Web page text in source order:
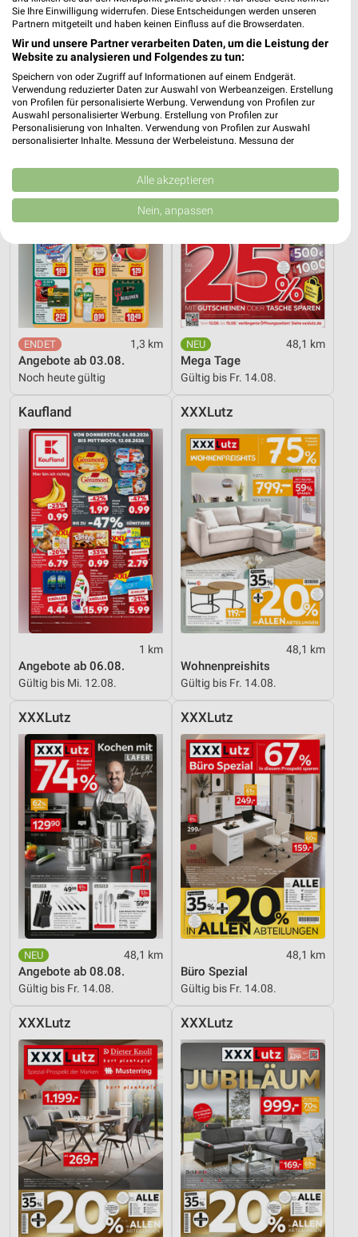
48,1 km
Wohnen Spezial
Gültig bis Fr. 14.08.
48,1 km
Dieter Knoll
Gültig bis Fr. 14.08.
REWE
1,3 km
Angebote ab 03.08.
Noch heute gültig
XXXLutz
48,1 km
Mega Tage
Gültig bis Fr. 14.08.
Kaufland
1 km
Angebote ab 06.08.
Gültig bis Mi. 12.08.
XXXLutz
48,1 km
Wohnenpreishits
Gültig bis Fr. 14.08.
XXXLutz
48,1 km
Angebote ab 08.08.
Gültig bis Fr. 14.08.
XXXLutz
48,1 km
Büro Spezial
Gültig bis Fr. 14.08.
XXXLutz XXXLutz
Sie Ihre Einwilligung widerrufen. Diese Entscheidungen werden unseren
Partnern mitgeteilt und haben keinen Einfluss auf die Browserdaten.
Wir und unsere Partner verarbeiten Daten, um die Leistung der
Website zu analysieren und Folgendes zu tun:
Speichern von oder Zugriff auf Informationen auf einem Endgerät.
Verwendung reduzierter Daten zur Auswahl von Werbeanzeigen. Erstellung
von Profilen für personalisierte Werbung. Verwendung von Profilen zur
Auswahl personalisierter Werbung. Erstellung von Profilen zur
Personalisierung von Inhalten. Verwendung von Profilen zur Auswahl
personalisierter Inhalte. Messung der Werbeleistung. Messung der
Kombinationen von Daten aus verschiedenen Quellen. Entwicklung und
Verbesserung der Angebote. Verwendung reduzierter Daten zur Auswahl
von Inhalten.
Daten können außerhalb der Europäischen Union weitergegeben und in die
USA gesendet werden.
Website/App.
Partnerliste anzeigen (1 IAB-Anbieter)
Wir nutzen Ihre Daten für folgende Zwecke:
IAB-Verarbeitungszwecke:
auf einem Endgerät
Verwendung reduzierter Daten zur Auswahl von
Erstellung von Profilen für personalisierte
Werbung
Verwendung von Profilen zur Auswahl
personalisierter Werbung
Erstellung von Profilen zur Personalisierung
von Inhalten
Verwendung von Profilen zur Auswahl
personalisierter Inhalte
Messung der Werbeleistung
Messung der Performance von Inhalten
Analyse von Zielgruppen durch Statistiken oder
Kombinationen von Daten aus verschiedenen
Entwicklung und Verbesserung der Angebote
Verwendung reduzierter Daten zur Auswahl von
Inhalten
IAB-Besonderheiten:
Verwendung genauer Standortdaten
Geräte anhand von aktiv angeforderten
Informationen identifizieren
Nicht-IAB-Verarbeitungszwecke:
Notwendig
Performance
Funktional
Werbung
Alle akzeptieren
Nein, anpassen